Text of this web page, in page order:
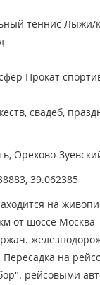
теннис Лыжи/
Прокат
свадеб,
Орехово-
39.062385
на
от шоссе
Пересадка на
рейсовыми